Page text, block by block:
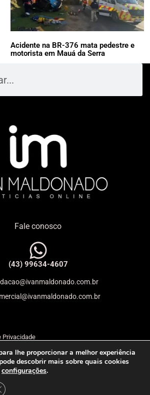
Acidente na BR-376 mata pedestre e
motorista em Mauá da Serra
Fale conosco
(43) 99634-4607
Privacidade
– NOTÍCIAS ONLINE– Todos os
lhe proporcionar a melhor experiência
descobrir mais sobre quais cookies
configurações.
GDPR Cookie Banner